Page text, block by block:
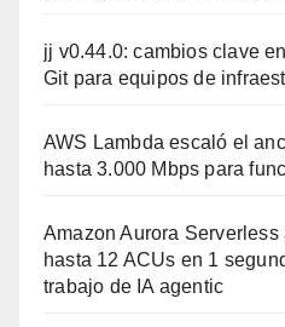
jj v0.44.0: cambios clave
Git para equipos de
AWS Lambda escaló el
hasta 3.000 Mbps para
Amazon Aurora
hasta 12 ACUs en 1
trabajo de IA agentic